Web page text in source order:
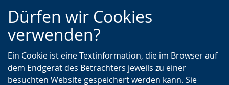
Zur
Hauptnavigation
Zur
Seitennavigation
Zum
Inhalt
Dürfen wir Cookies
verwenden?
Ein Cookie ist eine Textinformation, die im Browser auf
dem Endgerät des Betrachters jeweils zu einer
besuchten Website gespeichert werden kann. Sie